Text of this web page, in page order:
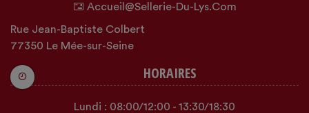
Accueil@sellerie-Du-Lys.com
Rue Jean-Baptiste Colbert
77350 Le Mée-sur-Seine
HORAIRES
Lundi : 08:00/12:00 - 13:30/18:30